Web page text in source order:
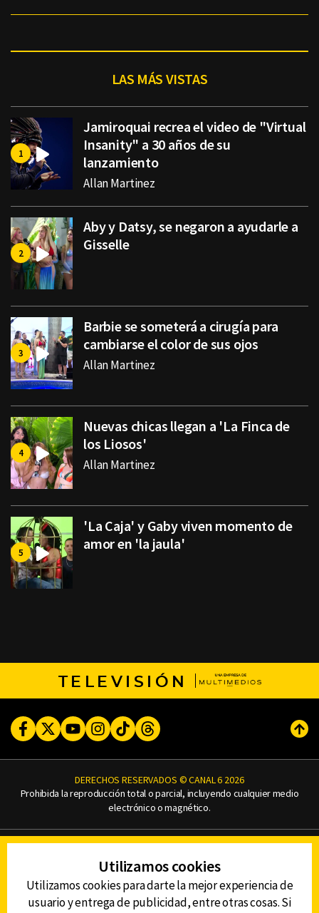
LAS MÁS VISTAS
Jamiroquai recrea el video de "Virtual
Insanity" a 30 años de su
lanzamiento
Allan Martinez
Aby y Datsy, se negaron a ayudarle a
Gisselle
Barbie se someterá a cirugía para
cambiarse el color de sus ojos
Allan Martinez
Nuevas chicas llegan a 'La Finca de
los Liosos'
Allan Martinez
'La Caja' y Gaby viven momento de
amor en 'la jaula'
TELEVISIÓN
FacebookTwitterYoutubeInstagram
TikTokThreads
DERECHOS RESERVADOS © CANAL 6 2026
Prohibida la reproducción total o parcial, incluyendo cualquier medio
electrónico o magnético.
AVISO DE PRIVACIDAD
AVISO LEGAL
DEFENSORÍA DE LAS AUDIENCIAS
Utilizamos cookies
Utilizamos cookies para darte la mejor experiencia de
usuario y entrega de publicidad, entre otras cosas. Si